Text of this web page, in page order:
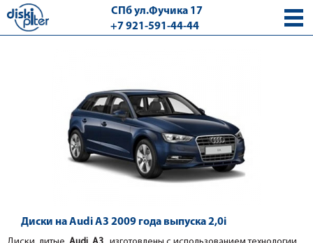
СПб ул.Фучика 17
+7 921-591-44-44
Диски на Audi A3 2009 года выпуска 2,0i